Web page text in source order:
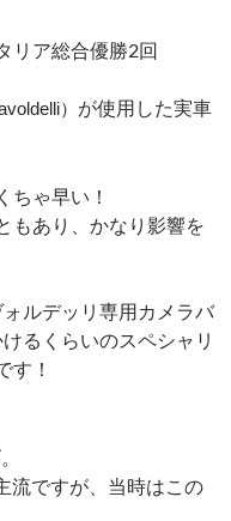
リア総合優勝2回
） が使用した実車
ちゃ早い！
もあり、かなり影響を
ルデッリ専用カメラバ
るくらいのスペシャリ
す！
流ですが、当時はこの